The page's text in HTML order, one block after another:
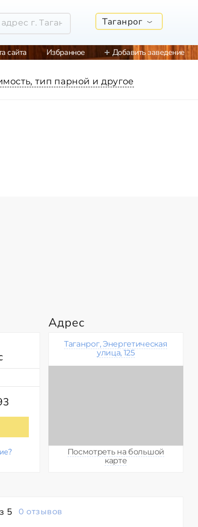
Таганрог
сайта Избранное Добавить заведение
тип парной и другое
Адрес
Таганрог, Энергетическая
улица, 125
Посмотреть на большой
карте
5 0 отзывов